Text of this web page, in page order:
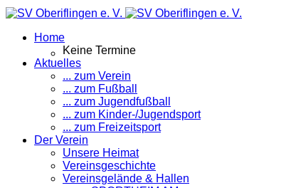
Home
Keine Termine
Aktuelles
... zum Verein
... zum Fußball
... zum Jugendfußball
... zum Kinder-/Jugendsport
... zum Freizeitsport
Der Verein
Unsere Heimat
Vereinsgeschichte
Vereinsgelände & Hallen